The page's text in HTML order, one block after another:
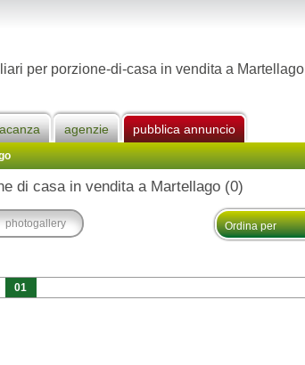
per porzione-di-casa in vendita a Martellago
agenzie pubblica annuncio
di casa in vendita a Martellago (0)
photogallery
01